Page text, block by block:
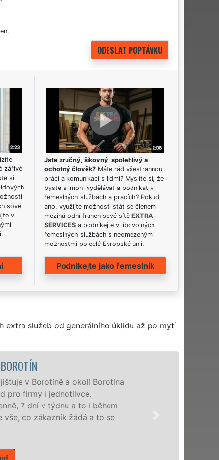
zářivé
si
v
Jste zručný, šikovný, spolehlivý a
ochotný člověk? Máte rád všestrannou
práci a komunikaci s lidmi? Myslíte si, že
byste si mohl vydělávat a podnikat v
řemeslných službách a pracích? Pokud
ano, využijte možnosti stát se členem
mezinárodní franchisové sítěEXTRA
SERVICES a podnikejte v libovolných
řemeslných službách s neomezenými
možnostmi po celé Evropské unii.
Podnikejte jako řemeslník
extra služeb od generálního úklidu až po mytí